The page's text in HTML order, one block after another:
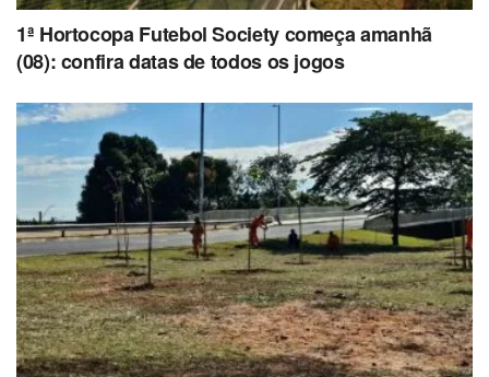
1ª Hortocopa Futebol Society começa amanhã
(08): confira datas de todos os jogos